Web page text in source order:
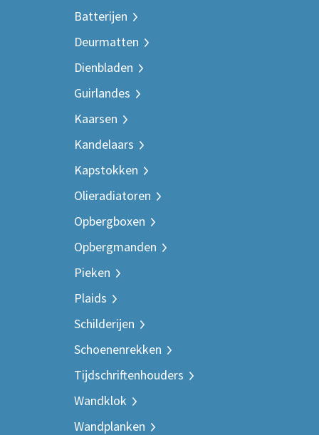
Batterijen
Deurmatten
Dienbladen
Guirlandes
Kaarsen
Kandelaars
Kapstokken
Olieradiatoren
Opbergboxen
Opbergmanden
Pieken
Plaids
Schilderijen
Schoenenrekken
Tijdschriftenhouders
Wandklok
Wandplanken